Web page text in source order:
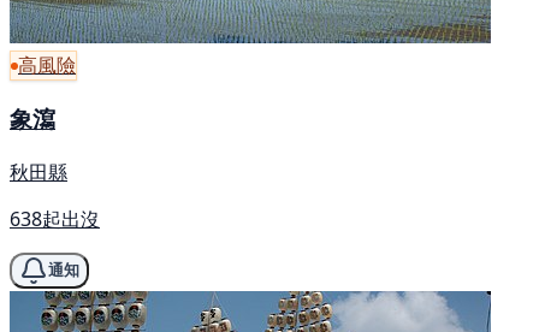
高風險
象瀉
秋田縣
638起出沒
通知